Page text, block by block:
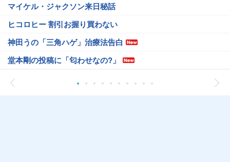
マイケル・ジャクソン来日秘話
ヒコロヒー 割引お握り買わない
神田うの「三角ハゲ」治療法告白
堂本剛の投稿に「匂わせなの?」